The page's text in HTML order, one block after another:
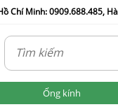
Chí Minh: 0909.688.485,
Ống kính